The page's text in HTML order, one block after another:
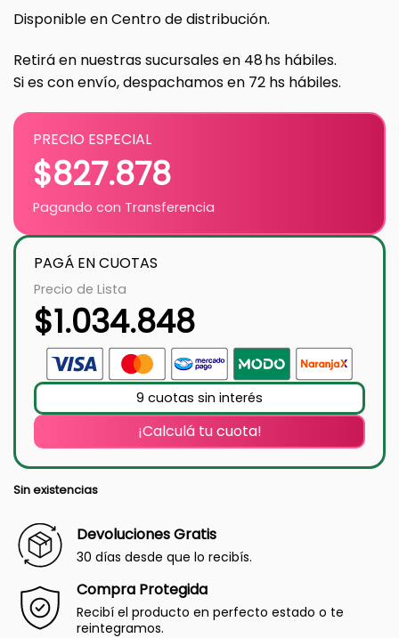
Disponible en Centro de distribución.
Retirá en nuestras sucursales en 48 hs hábiles.
Si es con envío, despachamos en 72 hs hábiles.
PRECIO ESPECIAL
$827.878
Pagando con Transferencia
PAGÁ EN CUOTAS
Precio de Lista
$1.034.848
9 cuotas sin interés
¡Calculá tu cuota!
Sin existencias
Devoluciones Gratis
30 días desde que lo recibís.
Compra Protegida
Recibí el producto en perfecto estado o te
reintegramos.